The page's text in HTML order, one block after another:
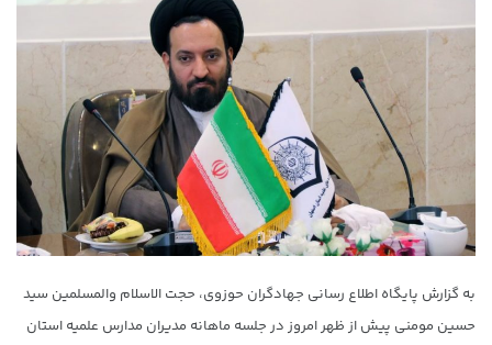
به گزارش پایگاه اطلاع رسانی جهادگران حوزوی، حجت الاسلام والمسلمین سید
حسین مومنی پیش از ظهر امروز در جلسه ماهانه مدیران مدارس علمیه استان